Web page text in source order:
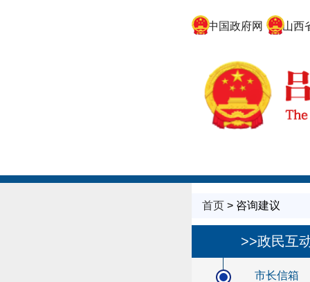
中国政府网 山西省
首页> 咨询建议
>>政民互
市长信箱